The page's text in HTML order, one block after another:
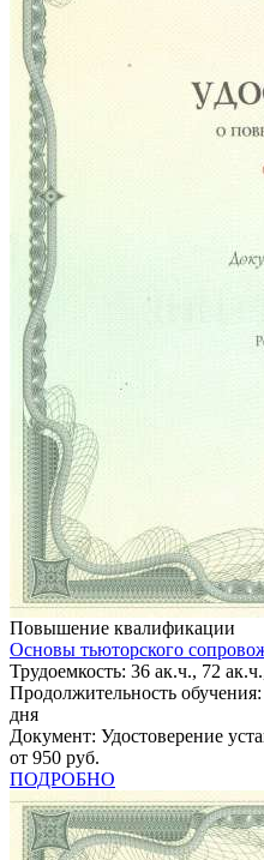
Повышение квалификации
Основы тьюторского
Трудоемкость: 36 ак.ч., 72
Продолжительность
дня
Документ: Удостоверение
от 950 руб.
ПОДРОБНО